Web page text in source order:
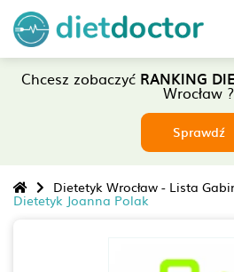
Chcesz zobaczyć RANKING
Wrocław ?
Sprawdź
Dietetyk Wrocław - Lista
Dietetyk Joanna Polak